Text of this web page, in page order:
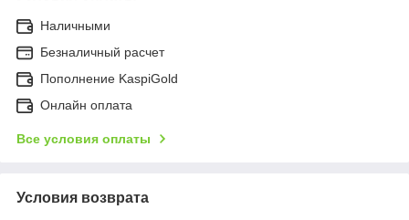
Наличными
Безналичный расчет
Пополнение KaspiGold
Онлайн оплата
Все условия оплаты
Условия возврата